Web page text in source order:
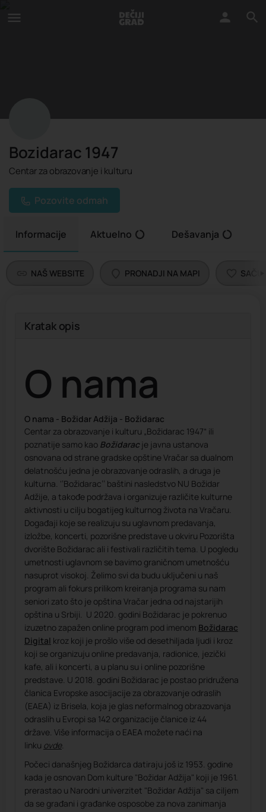
Bozidarac 1947
Centar za obrazovanje i kulturu
Pozovite odmah
Informacije Aktuelno Dešavanja
NAŠ WEBSITE PRONADJI NA MAPI
Kratak opis
O nama
O nama - Božidar Adžija - Božidarac
Centar za obrazovanje i kulturu „Božidarac 1947“ ili
poznatije samo kao Božidaracje javna ustanova
osnovana od strane gradske opštine Vračar sa dualnom
delatnošću jedna je obrazovanje odraslih, a druga je
kulturna. ‘’Božidarac’’ baštini nasledstvo NU Božidar
Adžije, a takođe podržava i organizuje različite kulturne
aktivnosti u cilju bogatijeg kulturnog života na Vračaru.
Događaji koje se realizuju su uglavnom predavanja,
izložbe, koncerti, pozorišne predstave u okviru Pozorišta
dvorište Božidarac ali i festivali različitih tema. U pogledu
umetnosti uglavnom se bavimo graničnom umetnošću
nasuprot visokoj. Želimo svi da budu uključeni u naš
program ali fokurs prilikom kreiranja programa su nam
seniori zato što je opština Vračar jedna od najstarijih
opština u Srbiji. U 2020. godini Božidarac je pokrenuo
izuzetno zapažen online program pod imenom Božidarac
Digital kroz koji je prošlo više od desethiljada ljudi i kroz
koji se organizuju online predavanja, radionice, jezički
kafe, ali i koncerti, a u planu su i online pozorišne
predstave. U 2018. godini Božidarac je postao pridružena
članica Evropske asocijacije za obrazovanje odraslih
(EAEA) iz Brisela, koja je glas neformalnog obrazovanja
odraslih u Evropi sa 142 organizacije članice iz 44
države. Više informacija o EAEA možete naći na
linku ovde.
Počeci današnjeg Božidarca datiraju još iz 1953. godine
kada je osnovan Dom kulture "Božidar Adžija" koji je 1961.
prerastao u Narodni univerzitet "Božidar Adžija" sa ciljem
da se građani i građanke osposobe za nova zanimanja